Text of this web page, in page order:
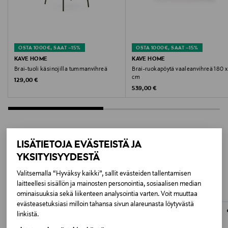
LISÄTIETOJA EVÄSTEISTÄ JA
YKSITYISYYDESTÄ
Valitsemalla “Hyväksy kaikki”, sallit evästeiden tallentamisen
laitteellesi sisällön ja mainosten personointia, sosiaalisen median
ominaisuuksia sekä liikenteen analysointia varten. Voit muuttaa
evästeasetuksiasi milloin tahansa sivun alareunasta löytyvästä
linkistä.
Koko
180 x 90 cm
Valmistajan tuotenumero
KAVE HOME S.L.U.
C/ Tallers, 14, 17410 Sils, Girona, Spain
Digitaalinen osoite
cliente@kavehome.com
OSTA 1000€, SAAT –15%
KAVE HOME
Brai-tuoli käsinojilla tummanvihreä
Original Price
129,00 €
OSTA 1000€, SAAT –15%
KAVE HOME
Brai-ruokapöytä vaaleanvihreä 180
cm
Original Price
539,00 €
LISÄÄ KIINNOSTAVIA
TUOTTEITA